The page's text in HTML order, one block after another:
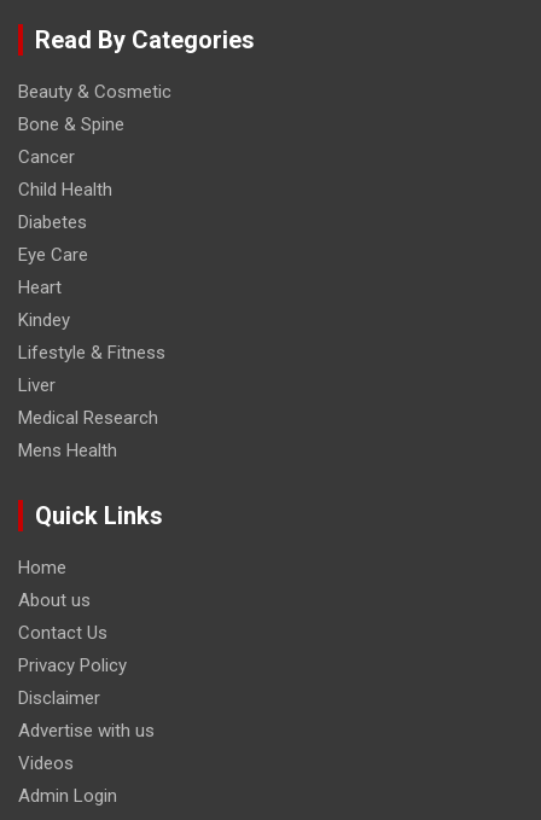
Read By Categories
Beauty & Cosmetic
Bone & Spine
Cancer
Child Health
Diabetes
Eye Care
Heart
Kindey
Lifestyle & Fitness
Liver
Medical Research
Mens Health
Quick Links
Home
About us
Contact Us
Privacy Policy
Disclaimer
Advertise with us
Videos
Admin Login